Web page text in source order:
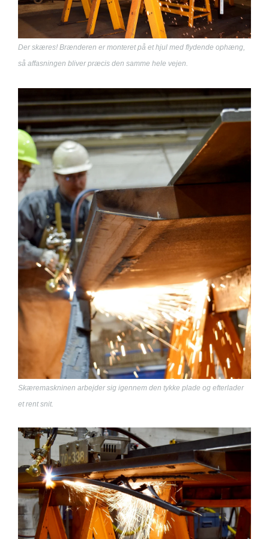
Der skæres! Brænderen er monteret på et hjul med flydende ophæng,
så affasningen bliver præcis den samme hele vejen.
Skæremaskninen arbejder sig igennem den tykke plade og efterlader
et rent snit.